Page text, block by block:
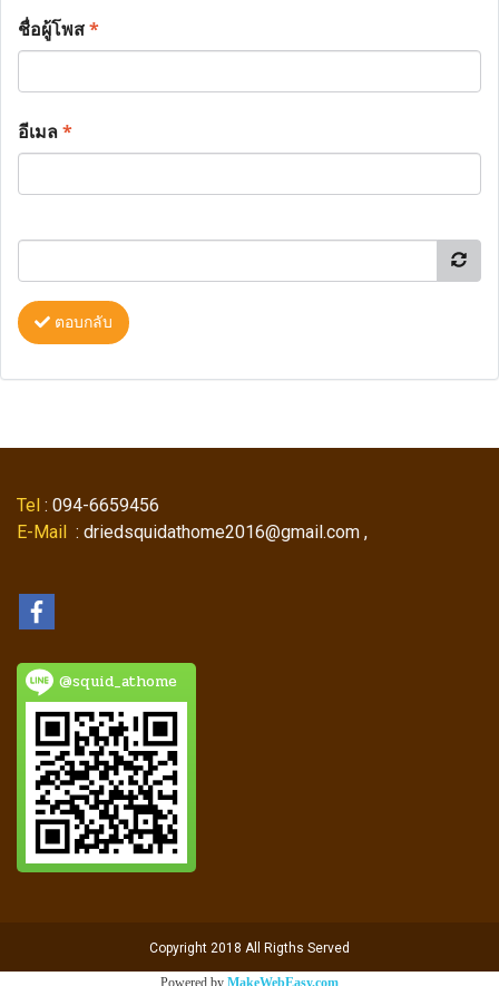
ชื่อผู้โพส*
อีเมล*
ตอบกลับ
Tel : 094-6659456
E-Mail : driedsquidathome2016@gmail.com ,
@squid_athome
Copyright 2018 All Rigths Served
Powered by MakeWebEasy.com